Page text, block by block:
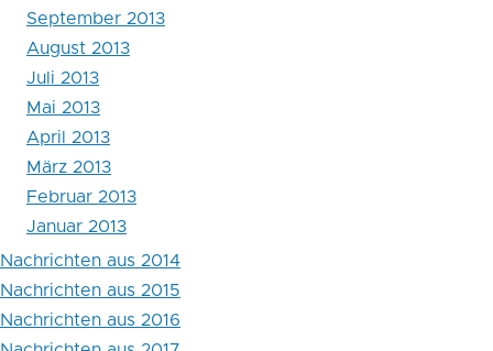
September 2013
August 2013
Juli 2013
Mai 2013
April 2013
März 2013
Februar 2013
Januar 2013
Nachrichten aus 2014
Nachrichten aus 2015
Nachrichten aus 2016